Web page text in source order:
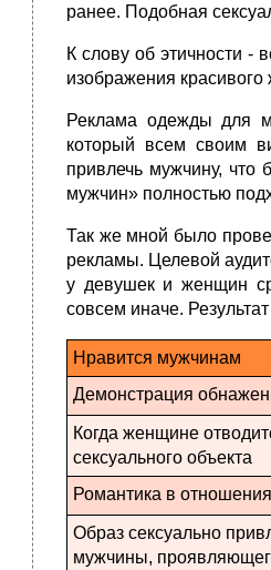
ранее. Подобная
К слову об этичности -
изображения
Реклама одежды для
который всем своим
привлечь мужчину,
мужчин» полностью
Так же мной было
рекламы. Целевой
у девушек и женщин
совсем иначе.
Нравится мужчинам
Демонстрация
Когда женщине
сексуального объекта
Романтика в
Образ сексуально
мужчины,